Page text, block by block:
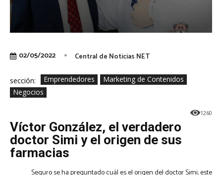
02/05/2022 Central de Noticias NET
sección: Emprendedores
Marketing de Contenidos
Negocios
1260
Víctor González, el verdadero
doctor Simi y el origen de sus
farmacias